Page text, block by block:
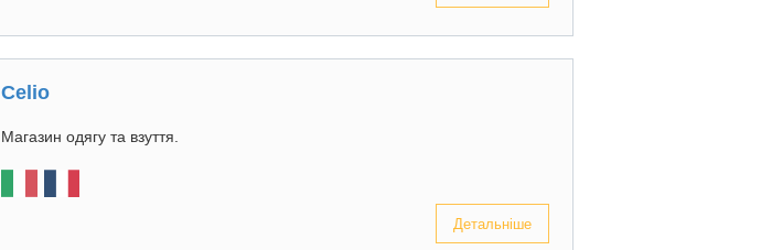
Celio
Магазин одягу та взуття.
Детальніше